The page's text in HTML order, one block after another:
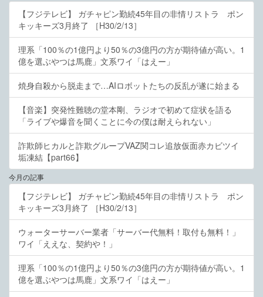
【フジテレビ】 ガチャピン勤続45年目の非情リストラ ポン
キッキーズ3月終了 ［H30/2/13］
理系「100％の1億円より50％の3億円の方が期待値が高い。1
億を選ぶやつは馬鹿」文系ワイ「はえー」
焼身自殺から脱走まで…AIロボットたちの反乱が遂に始まる
【音楽】突発性難聴の堂本剛、ラジオで初めて症状を語る
「ライブや爆音を聞くことに今の僕は耐えられない」
詐欺師ヒカルと詐欺グループVAZ関コレ追放仮面赤カビツイ
垢凍結【part66】
今月の記事
【フジテレビ】 ガチャピン勤続45年目の非情リストラ ポン
キッキーズ3月終了 ［H30/2/13］
ウォーターサーバー業者「サーバー代無料！取付も無料！」
ワイ「ええな、契約や！」
理系「100％の1億円より50％の3億円の方が期待値が高い。1
億を選ぶやつは馬鹿」文系ワイ「はえー」